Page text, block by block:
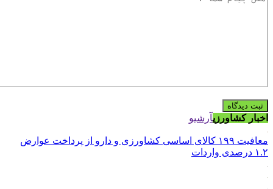
اخبار کشاورزیآرشیو
معافیت ۱۹۹ کالای اساسی کشاورزی و دارو از پرداخت عوارض
۱.۲ درصدی واردات